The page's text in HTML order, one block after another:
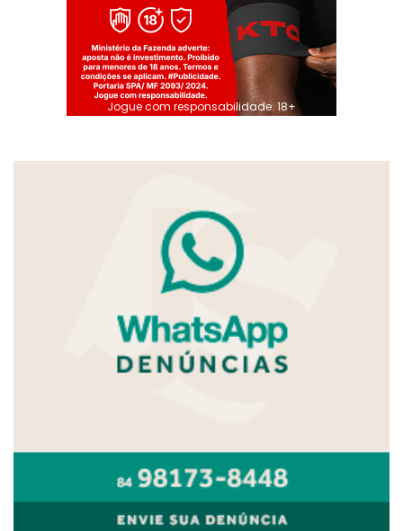
Jogue com responsabilidade. 18+